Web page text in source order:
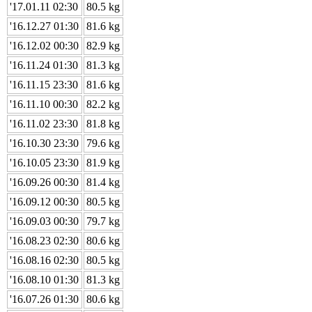
'17.01.11 02:30
80.5 kg
'16.12.27 01:30
81.6 kg
'16.12.02 00:30
82.9 kg
'16.11.24 01:30
81.3 kg
'16.11.15 23:30
81.6 kg
'16.11.10 00:30
82.2 kg
'16.11.02 23:30
81.8 kg
'16.10.30 23:30
79.6 kg
'16.10.05 23:30
81.9 kg
'16.09.26 00:30
81.4 kg
'16.09.12 00:30
80.5 kg
'16.09.03 00:30
79.7 kg
'16.08.23 02:30
80.6 kg
'16.08.16 02:30
80.5 kg
'16.08.10 01:30
81.3 kg
'16.07.26 01:30
80.6 kg